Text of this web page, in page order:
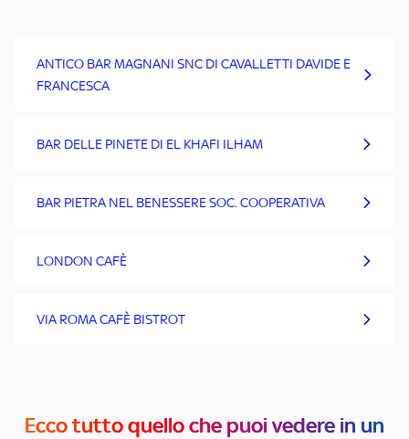
ANTICO BAR MAGNANI SNC DI CAVALLETTI DAVIDE E
FRANCESCA
BAR DELLE PINETE DI EL KHAFI ILHAM
BAR PIETRA NEL BENESSERE SOC. COOPERATIVA
LONDON CAFÈ
VIA ROMA CAFÈ BISTROT
Ecco tutto quello che puoi vedere in un